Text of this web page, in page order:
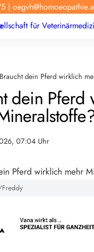
|
Braucht dein Pferd wirklich
dein Pferd
07:04 Uhr